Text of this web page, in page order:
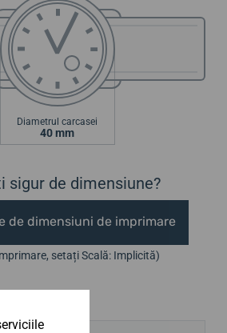
Diametrul carcasei
40 mm
sigur de dimensiune?
de dimensiuni de imprimare
setați Scală: Implicită)